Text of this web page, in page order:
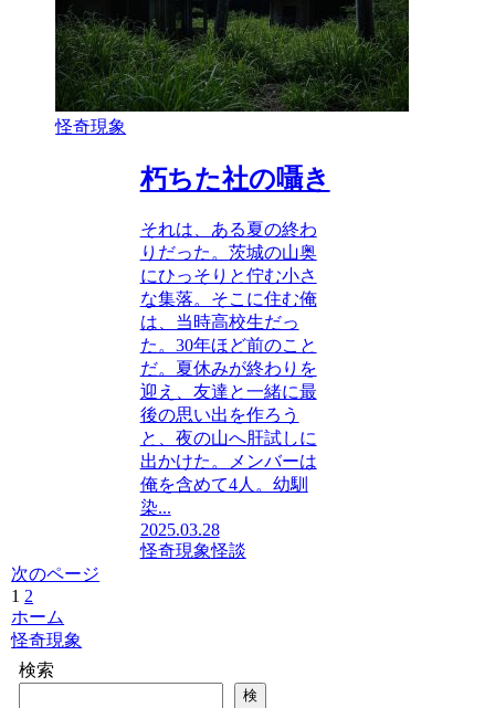
怪奇現象
朽ちた社の囁き
それは、ある夏の終わ
りだった。茨城の山奥
にひっそりと佇む小さ
な集落。そこに住む俺
は、当時高校生だっ
た。30年ほど前のこと
だ。夏休みが終わりを
迎え、友達と一緒に最
後の思い出を作ろう
と、夜の山へ肝試しに
出かけた。メンバーは
俺を含めて4人。幼馴
染...
2025.03.28
怪奇現象怪談
次のページ
1 2
へ
ホーム
怪奇現象
検索
検